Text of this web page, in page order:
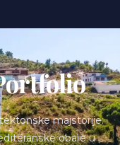
majstorije.
obale u